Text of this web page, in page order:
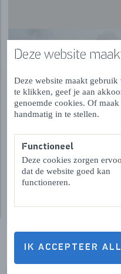
Deze website
Deze website maakt
te klikken, geef je aan
genoemde cookies. Of
handmatig in te stellen.
Functioneel
Deze cookies zorgen
dat de website goed kan
functioneren.
IK ACCEPTEER